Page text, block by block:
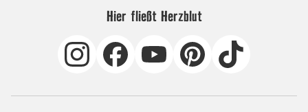
Hier fließt Herzblut